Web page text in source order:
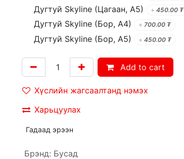
Дугтуй Skyline (Цагаан, А5) + 450.00₮
Дугтуй Skyline (Бор, А4) + 700.00₮
Дугтуй Skyline (Бор, А5) + 450.00₮
Add to cart
Хүслийн жагсаалтанд нэмэх
Харьцуулах
Гадаад эрээн
Брэнд: Бусад